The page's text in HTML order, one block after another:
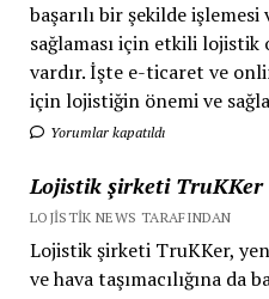
başarılı bir şekilde
sağlaması için etkili lojistik
vardır. İşte e-ticaret ve
için lojistiğin önemi ve
Yorumlar kapatıldı
Lojistik şirketi TruKKer
LOJISTIK NEWS TARAFINDAN
Lojistik şirketi TruKKer,
ve hava taşımacılığına da